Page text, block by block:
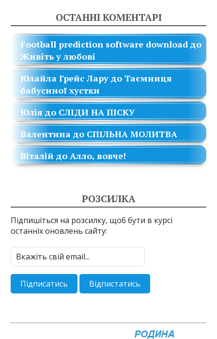
ОСТАННІ КОМЕНТАРІ
Football prediction software download до
Живіть у любові
Юлайла Грейс Лару доТаємниця
бабусиної хустки
Юлія до СЛІДИ НА ПІСКУ
Валентина до СПІЛЬНА МОЛИТВА
Віталій до Алло, вовче!
РОЗСИЛКА
Підпишіться на розсилку, щоб бути в курсі
останніх оновлень сайту: